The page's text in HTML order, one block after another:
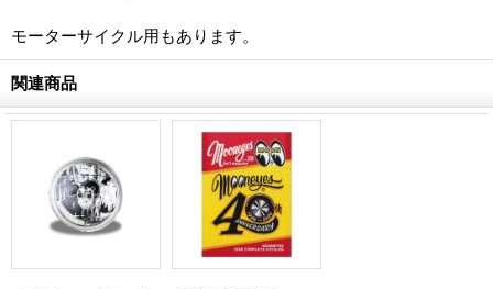
モーターサイクル用もあります。
関連商品